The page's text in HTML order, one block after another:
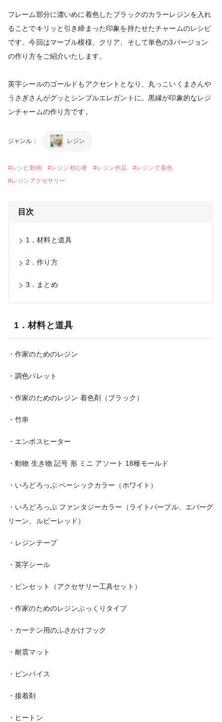
フレーム部分に濃いめに着色したブラックのカラーレジンを入れ
ることでキリッと引き締まった印象を持たせたチャームのレシピ
です。今回はマーブル模様、クリア、そして単色の3バージョン
の作り方をご紹介いたします。
英字シールのゴールドもアクセントとなり、丸っこいくまさんや
うさぎさんがグッとシンプルエレガントに。黒縁が印象的なレジ
ンチャームの作り方です。
ジャンル： レジン
#レシピ動画 #レジン初心者 #レジン作品 #レジンで着色
#レジンアクセサリー
目次
1．材料と道具
2．作り方
3．まとめ
1．材料と道具
・作家のためのレジン
・調色パレット
・作家のためのレジン 着色剤（ブラック）
・竹串
・エンボスヒーター
・動物 生き物 記号 形 ミニ アソート 18種モールド
・いろどろっぷ ベーシックカラー（ホワイト）
・いろどろっぷ ファンタジーカラー（ライトパープル、エバーグ
リーン、ルビーレッド）
・レジンテープ
・英字シール
・ピンセット（アクセサリー工具セット）
・作家のためのレジンぷっくりタイプ
・カーテン用のふさかけフック
・耐震マット
・ピンバイス
・接着剤
・ヒートン